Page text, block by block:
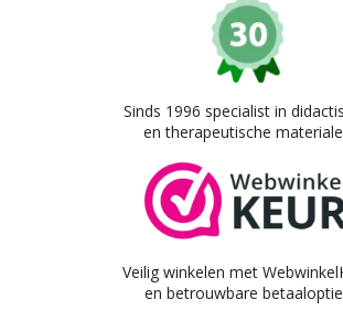
Sinds 1996 specialist in
en therapeutische
Veilig winkelen met
en betrouwbare